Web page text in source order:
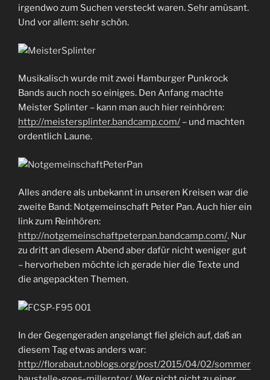
irgendwo zum Suchen versteckt waren. Sehr amüsant.
Und vor allem: sehr schön.
Musikalisch wurde mit zwei Hamburger Punkrock
Bands auch noch so einiges. Den Anfang machte
Meister Splinter – kann man auch hier reinhören:
http://meistersplinter.bandcamp.com/ – und machten
ordentlich Laune.
Alles andere als unbekannt in unseren Kreisen war die
zweite Band: Notgemeinschaft Peter Pan. Auch hier ein
link zum Reinhören:
http://notgemeinschaftpeterpan.bandcamp.com/. Nur
zu dritt an diesem Abend aber dafür nicht weniger gut
– hervorheben möchte ich gerade hier die Texte und
die angepackten Themen.
In der Gegengeraden angelangt fiel gleich auf, daß an
diesem Tag etwas anders war:
http://florabaut.noblogs.org/post/2015/04/02/sommer